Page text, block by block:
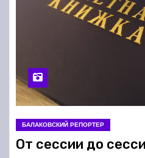
БАЛАКОВСКИЙ РЕПОРТЕР
От сессии до